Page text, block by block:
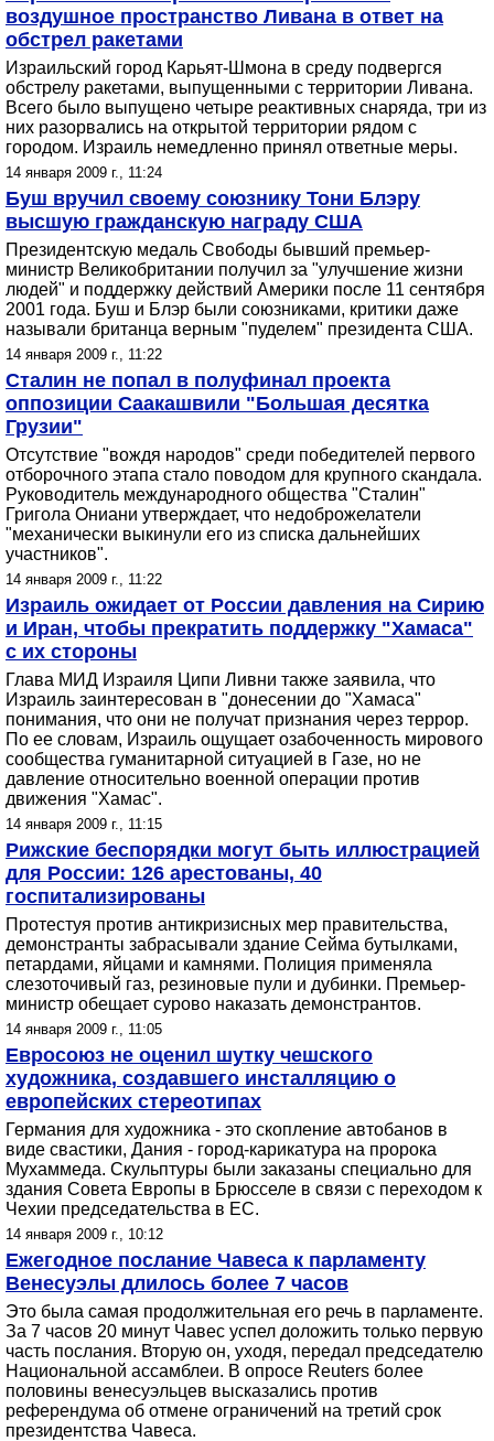
воздушное пространство Ливана в ответ на
обстрел ракетами
Израильский город Карьят-Шмона в среду подвергся
обстрелу ракетами, выпущенными с территории Ливана.
Всего было выпущено четыре реактивных снаряда, три из
них разорвались на открытой территории рядом с
городом. Израиль немедленно принял ответные меры.
14 января 2009 г., 11:24
Буш вручил своему союзнику Тони Блэру
высшую гражданскую награду США
Президентскую медаль Свободы бывший премьер-
министр Великобритании получил за "улучшение жизни
людей" и поддержку действий Америки после 11 сентября
2001 года. Буш и Блэр были союзниками, критики даже
называли британца верным "пуделем" президента США.
14 января 2009 г., 11:22
Сталин не попал в полуфинал проекта
оппозиции Саакашвили "Большая десятка
Грузии"
Отсутствие "вождя народов" среди победителей первого
отборочного этапа стало поводом для крупного скандала.
Руководитель международного общества "Сталин"
Григола Ониани утверждает, что недоброжелатели
"механически выкинули его из списка дальнейших
участников".
14 января 2009 г., 11:22
Израиль ожидает от России давления на Сирию
и Иран, чтобы прекратить поддержку "Хамаса"
с их стороны
Глава МИД Израиля Ципи Ливни также заявила, что
Израиль заинтересован в "донесении до "Хамаса"
понимания, что они не получат признания через террор.
По ее словам, Израиль ощущает озабоченность мирового
сообщества гуманитарной ситуацией в Газе, но не
давление относительно военной операции против
движения "Хамас".
14 января 2009 г., 11:15
Рижские беспорядки могут быть иллюстрацией
для России: 126 арестованы, 40
госпитализированы
Протестуя против антикризисных мер правительства,
демонстранты забрасывали здание Сейма бутылками,
петардами, яйцами и камнями. Полиция применяла
слезоточивый газ, резиновые пули и дубинки. Премьер-
министр обещает сурово наказать демонстрантов.
14 января 2009 г., 11:05
Евросоюз не оценил шутку чешского
художника, создавшего инсталляцию о
европейских стереотипах
Германия для художника - это скопление автобанов в
виде свастики, Дания - город-карикатура на пророка
Мухаммеда. Скульптуры были заказаны специально для
здания Совета Европы в Брюсселе в связи с переходом к
Чехии председательства в ЕС.
14 января 2009 г., 10:12
Ежегодное послание Чавеса к парламенту
Венесуэлы длилось более 7 часов
Это была самая продолжительная его речь в парламенте.
За 7 часов 20 минут Чавес успел доложить только первую
часть послания. Вторую он, уходя, передал председателю
Национальной ассамблеи. В опросе Reuters более
половины венесуэльцев высказались против
референдума об отмене ограничений на третий срок
президентства Чавеса.